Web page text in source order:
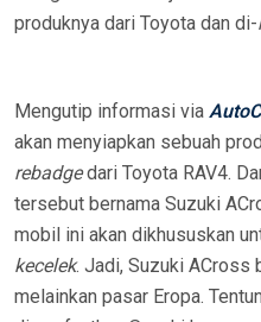
produknya dari Toyota dan di-
Mengutip informasi via
akan menyiapkan sebuah
rebadgedari Toyota RAV4.
tersebut bernama Suzuki
mobil ini akan dikhususkan
kecelek. Jadi, Suzuki ACross
melainkan pasar Eropa.